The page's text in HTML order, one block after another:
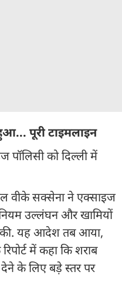
पूरी टाइमलाइन
पॉलिसी को दिल्ली में
वीके सक्सेना ने एक्साइज
उल्लंघन और खामियों
की. यह आदेश तब आया,
में कहा कि शराब
के लिए बड़े स्तर पर